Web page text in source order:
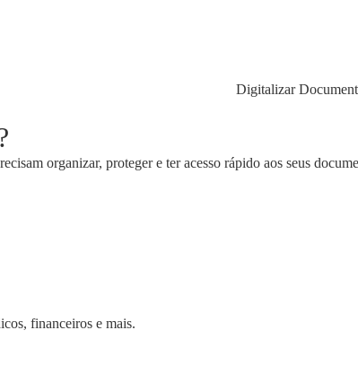
organizar, proteger e ter acesso rápido aos seus
financeiros e mais.